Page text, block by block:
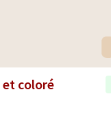
et coloré